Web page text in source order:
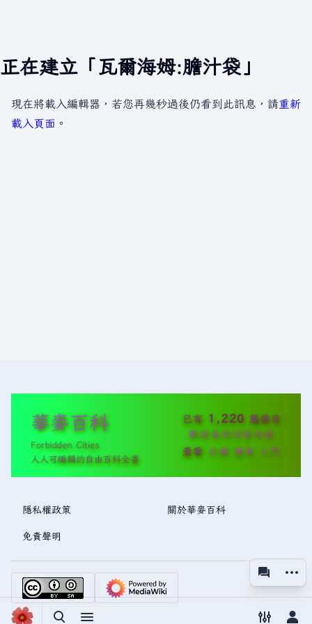
正在建立「瓦爾海姆:膽汁袋」
視圖
更多
現在將載入編輯器，若您再幾秒過後仍看到此訊息，請重新
載入頁面 。
華麥百科
Forbidden Cities
人人可編輯的自由百科全書
已有 1,220 篇條目
歡迎各位完善內容
查看 分類 變更 入門
隱私權政策 關於華麥百科
免責聲明